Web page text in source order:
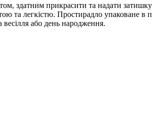
здатним прикрасити та надати
та легкістю. Простирадло упаковане в
або день народження.